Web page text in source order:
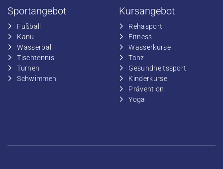
Sportangebot
Fußball
​Kanu
​Wasserball
​Tischtennis
​​Turnen
​​Schwimmen
Kursangebot
​Rehasport
​​Fitness
​​Wasserkurse
​​Tanz
​Gesundheitssport
​Kinderkurse
Prävention
Yoga